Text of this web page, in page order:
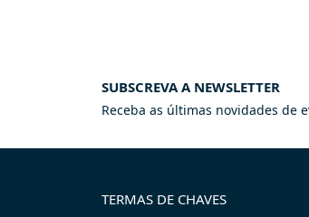
SUBSCREVA A NEWSLETTER
Receba as últimas novidades de
TERMAS DE CHAVES